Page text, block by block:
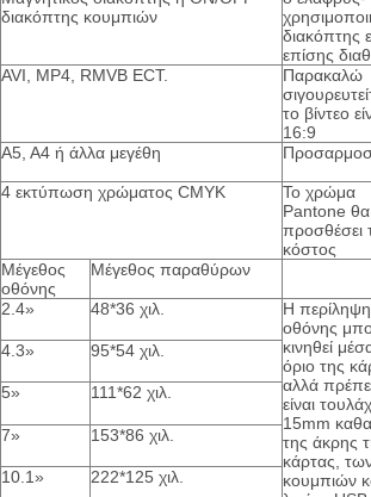
διακόπτης κουμπιών
διακόπτης
επίσης
AVI, MP4, RMVB ECT.
Παρακαλώ
το βίντεο
16:9
A5, A4 ή άλλα μεγέθη
4 εκτύπωση χρώματος CMYK
Το χρώμα
Pantone θα
προσθέσει
κόστος
Μέγεθος
οθόνης
Μέγεθος παραθύρων
2.4» 48*36 χιλ.
Η περίληψη
οθόνης
κινηθεί
όριο της
αλλά
είναι
15mm
της άκρης
κάρτας,
κουμπιών
4.3» 95*54 χιλ.
5» 111*62 χιλ.
7» 153*86 χιλ.
10.1» 222*125 χιλ.